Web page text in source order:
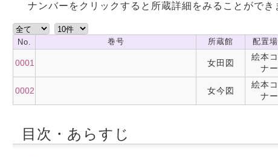
ナンバーをクリックすると所蔵詳細をみることができ
No. 巻号 所蔵館 配置
0001 女田図
絵本
ナー
0002 女今図
絵本
ナー
目次・あらすじ